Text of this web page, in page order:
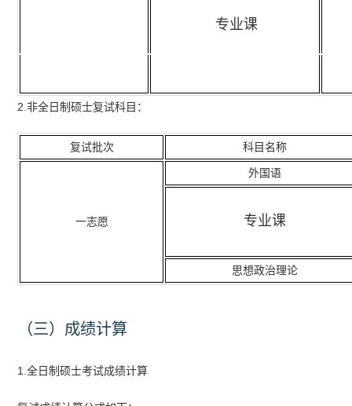
专业课
2.非全日制硕士复试科目：
复试批次 科目名称
一志愿
外国语
专业课
思想政治理论
（三）成绩计算
1.全日制硕士考试成绩计算